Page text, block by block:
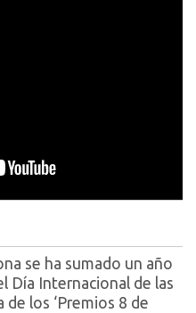
se ha sumado un año
Día Internacional de las
los ‘Premios 8 de